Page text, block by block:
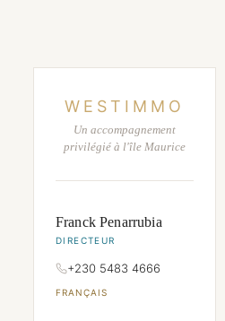
WESTIMMO
Un accompagnement
privilégié à l'île Maurice
Franck Penarrubia
DIRECTEUR
+230 5483 4666
FRANÇAIS